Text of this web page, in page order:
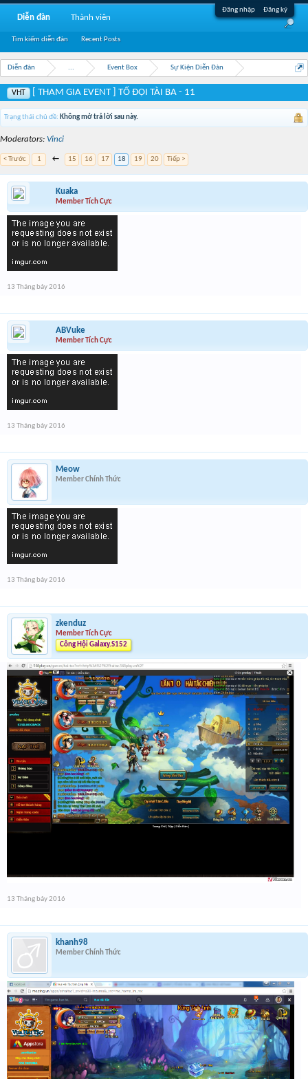
Đăng nhập Đăng ký
Diễn đàn ... Event Box Sự Kiện Diễn Đàn
VHT [ THAM GIA EVENT ] TỔ ĐỘI TÀI BA - 11
Trạng thái chủ đề: Không mở trả lời sau này.
Moderators: Vinci
< Trước 1 ← 15 16 17 18 19 20 Tiếp >
Kuaka
Member Tích Cực
13 Tháng bảy 2016
ABVuke
Member Tích Cực
13 Tháng bảy 2016
Meow
Member Chính Thức
13 Tháng bảy 2016
zkenduz
Member Tích Cực
Công Hội Galaxy.S152
13 Tháng bảy 2016
khanh98
Member Chính Thức
Diễn đàn
Tìm kiếm diễn đàn Recent Posts
Thành viên